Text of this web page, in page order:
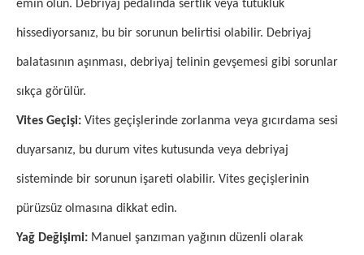
emin olun. Debriyaj pedalında sertlik veya tutukluk
hissediyorsanız, bu bir sorunun belirtisi olabilir. Debriyaj
balatasının aşınması, debriyaj telinin gevşemesi gibi sorunlar
sıkça görülür.
Vites Geçişi: Vites geçişlerinde zorlanma veya gıcırdama sesi
duyarsanız, bu durum vites kutusunda veya debriyaj
sisteminde bir sorunun işareti olabilir. Vites geçişlerinin
pürüzsüz olmasına dikkat edin.
Yağ Değişimi: Manuel şanzıman yağının düzenli olarak